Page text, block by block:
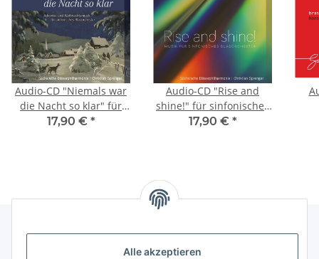
Alle akzeptieren
Audio-CD "Niemals war
die Nacht so klar" für
sinfonisches
17,90 € *
Audio-CD "Rise and
shine!" für sinfonisches
Blasorchester
17,90 € *